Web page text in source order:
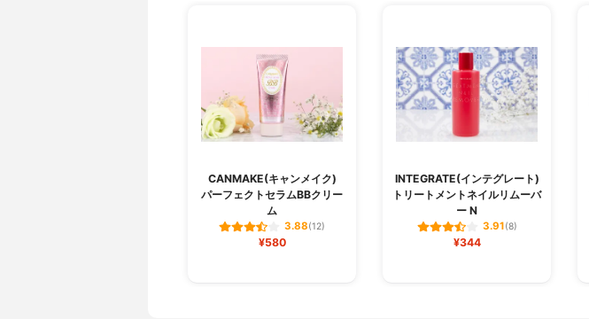
CANMAKE(キャンメイク)
パーフェクトセラムBBクリー
ム
3.88(12)
¥580
INTEGRATE(インテグレート)
トリートメントネイルリムーバ
ー N
3.91(8)
¥344